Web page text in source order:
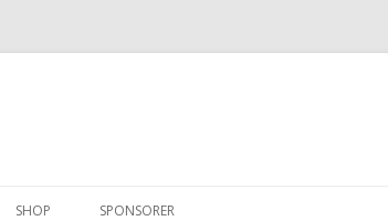
SHOP SPONSORER